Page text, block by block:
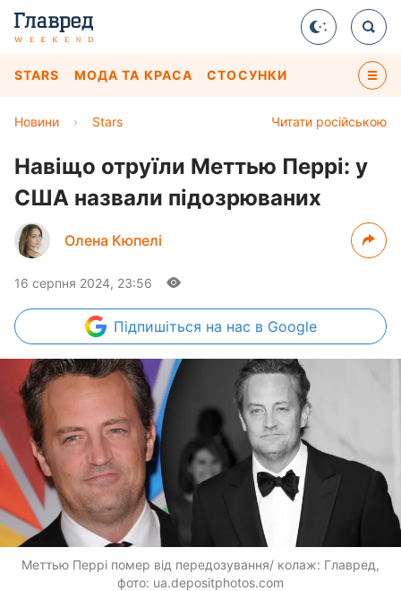
STARS МОДА ТА КРАСА СТОСУНКИ
Читати російською
Новини › Stars
Навіщо отруїли Меттью Перрі: у
США назвали підозрюваних
Олена Кюпелі
16 серпня 2024, 23:56
Підпишіться на нас в Google
Меттью Перрі помер від передозування/ колаж: Главред,
фото: ua.depositphotos.com